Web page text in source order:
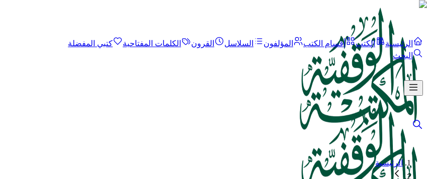
الرئيسية الكتب أقسام الكتب المؤلفون السلاسل القرون الكلمات المفتاحية
كتبي المفضلة
البحث
الرئيسية